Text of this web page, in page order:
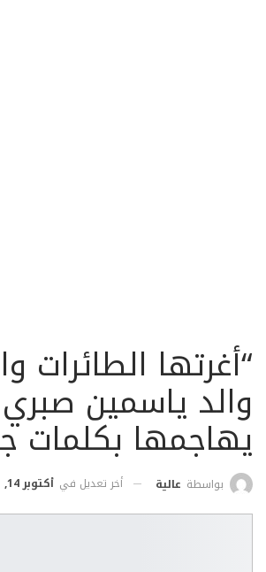
“أغرتها الطائرات
والد ياسمين صبري
يهاجمها بكلمات
بواسطة عالية أخر تعديل في أكتوبر 14, 2021